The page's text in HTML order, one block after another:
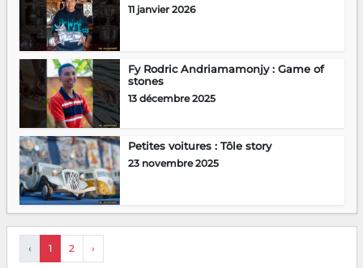
11 janvier 2026
Fy Rodric Andriamamonjy : Game of
stones
13 décembre 2025
Petites voitures : Tôle story
23 novembre 2025
‹ 1 2 ›